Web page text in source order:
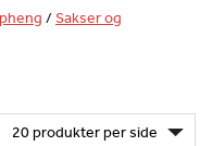
/Sakser og